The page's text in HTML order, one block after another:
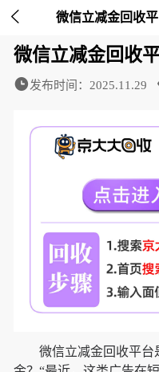

微信立减金回收
发布时间：2025.11.29
微信立减金回收平台